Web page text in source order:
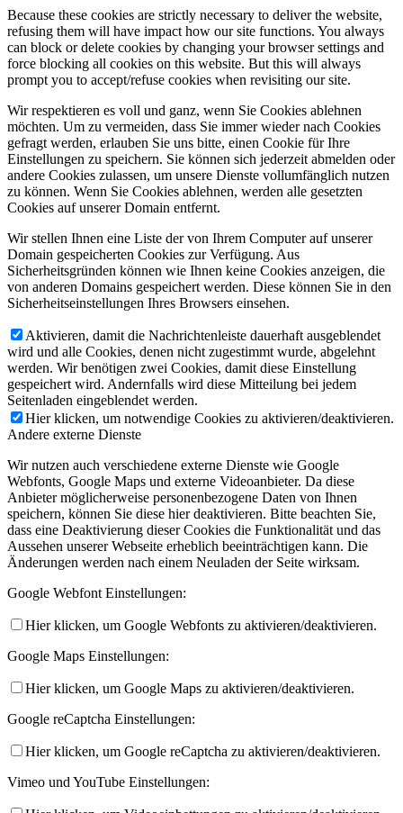
Because these cookies are strictly necessary to deliver the website,
refusing them will have impact how our site functions. You always
can block or delete cookies by changing your browser settings and
force blocking all cookies on this website. But this will always
prompt you to accept/refuse cookies when revisiting our site.
Wir respektieren es voll und ganz, wenn Sie Cookies ablehnen
möchten. Um zu vermeiden, dass Sie immer wieder nach Cookies
gefragt werden, erlauben Sie uns bitte, einen Cookie für Ihre
Einstellungen zu speichern. Sie können sich jederzeit abmelden oder
andere Cookies zulassen, um unsere Dienste vollumfänglich nutzen
zu können. Wenn Sie Cookies ablehnen, werden alle gesetzten
Cookies auf unserer Domain entfernt.
Wir stellen Ihnen eine Liste der von Ihrem Computer auf unserer
Domain gespeicherten Cookies zur Verfügung. Aus
Sicherheitsgründen können wie Ihnen keine Cookies anzeigen, die
von anderen Domains gespeichert werden. Diese können Sie in den
Sicherheitseinstellungen Ihres Browsers einsehen.
Aktivieren, damit die Nachrichtenleiste dauerhaft ausgeblendet
wird und alle Cookies, denen nicht zugestimmt wurde, abgelehnt
werden. Wir benötigen zwei Cookies, damit diese Einstellung
gespeichert wird. Andernfalls wird diese Mitteilung bei jedem
Seitenladen eingeblendet werden.
Hier klicken, um notwendige Cookies zu aktivieren/deaktivieren.
Andere externe Dienste
Wir nutzen auch verschiedene externe Dienste wie Google
Webfonts, Google Maps und externe Videoanbieter. Da diese
Anbieter möglicherweise personenbezogene Daten von Ihnen
speichern, können Sie diese hier deaktivieren. Bitte beachten Sie,
dass eine Deaktivierung dieser Cookies die Funktionalität und das
Aussehen unserer Webseite erheblich beeinträchtigen kann. Die
Änderungen werden nach einem Neuladen der Seite wirksam.
Google Webfont Einstellungen:
Hier klicken, um Google Webfonts zu aktivieren/deaktivieren.
Google Maps Einstellungen:
Hier klicken, um Google Maps zu aktivieren/deaktivieren.
Google reCaptcha Einstellungen:
Hier klicken, um Google reCaptcha zu aktivieren/deaktivieren.
Vimeo und YouTube Einstellungen: